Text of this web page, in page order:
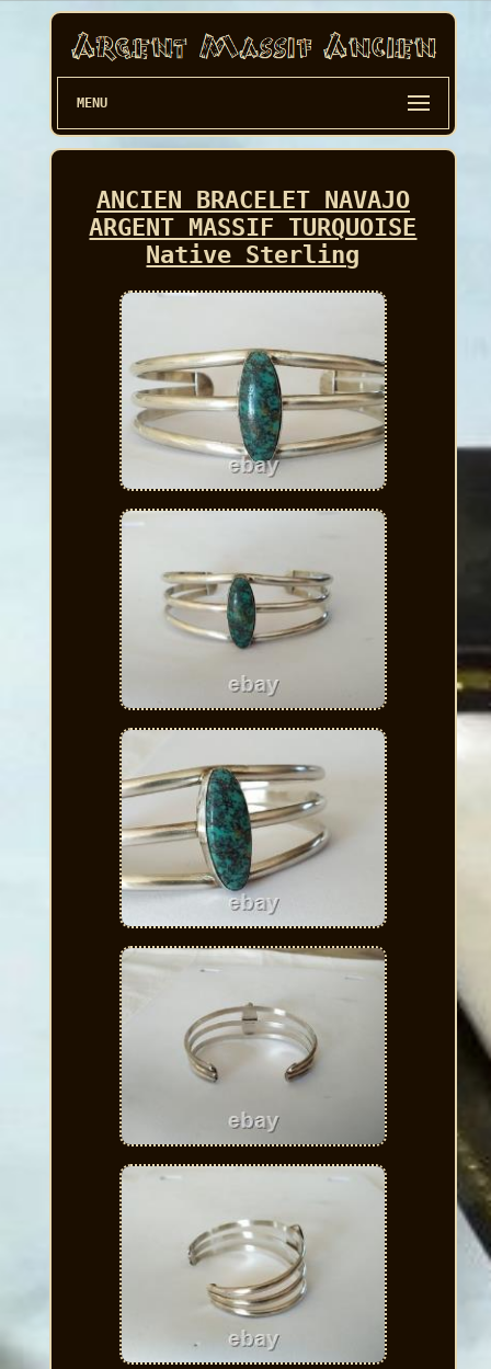
MENU
ANCIEN BRACELET NAVAJO
ARGENT MASSIF TURQUOISE
Native Sterling